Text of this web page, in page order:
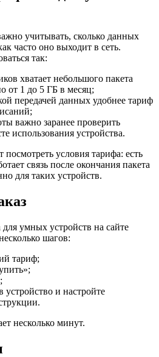
учитывать, сколько данных
часто оно выходит в сеть.
так:
хватает небольшого пакета
от 1 до 5 ГБ в месяц;
передачей данных удобнее тариф
важно заранее проверить
использования устройства.
посмотреть условия тарифа: есть
связь после окончания пакета
для таких устройств.
умных устройств на сайте
шагов:
тариф;
устройство и настройте
несколько минут.